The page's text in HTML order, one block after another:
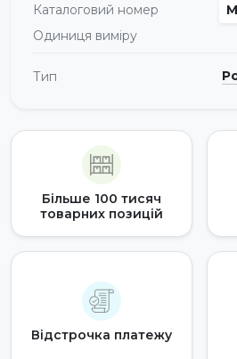
Каталоговий номер
Одиниця виміру
Тип
Більше 100 тисяч
товарних позицій
Відстрочка платежу